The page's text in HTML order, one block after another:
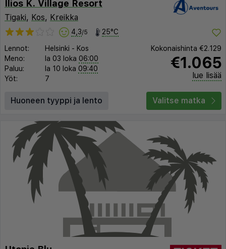
Ilios K. Village Resort
Tigaki, Kos, Kreikka
4,3/5 25°C
Lennot: Helsinki - Kos
Meno:
la 03 loka 06:00
Paluu:
la 10 loka 09:40
Yöt:
7
Kokonaishinta €2.129
€1.065
lue lisää
Huoneen tyyppi ja lento Valitse matka